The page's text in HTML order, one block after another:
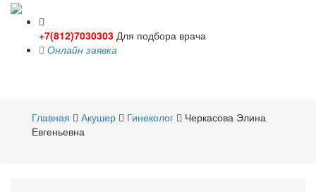
+7(812)7030303 Для подбора врача
Онлайн заявка
Главная
Акушер Гинеколог
Черкасова Элина
Евгеньевна